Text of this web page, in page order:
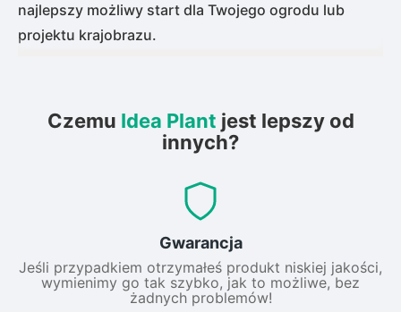
najlepszy możliwy start dla Twojego ogrodu lub
projektu krajobrazu.
Czemu Idea Plant jest lepszy od
innych?
Gwarancja
Jeśli przypadkiem otrzymałeś produkt niskiej jakości,
wymienimy go tak szybko, jak to możliwe, bez
żadnych problemów!